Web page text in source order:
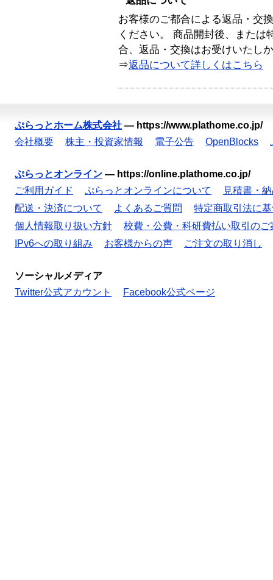
お客様のご都合による返品・交
ください。 商品開封後、または
合、返品・交換はお受けいたし
⇒返品について詳しくはこちら
ぷらっとホーム株式会社 — https://www.plathome.co.jp/
会社概要
株主・投資家情報 電子公告 OpenBlocks
ぷらっとオンライン — https://online.plathome.co.jp/
ご利用ガイド
ぷらっとオンラインについて
見積書・
配送・決済について
よくあるご質問
特定商取引法に
個人情報取り扱い方針
校費・公費・科研費払い取引のご
IPv6への取り組み
お客様からの声 ご注文の取り消し
ソーシャルメディア
Twitter公式アカウント
Facebook公式ページ